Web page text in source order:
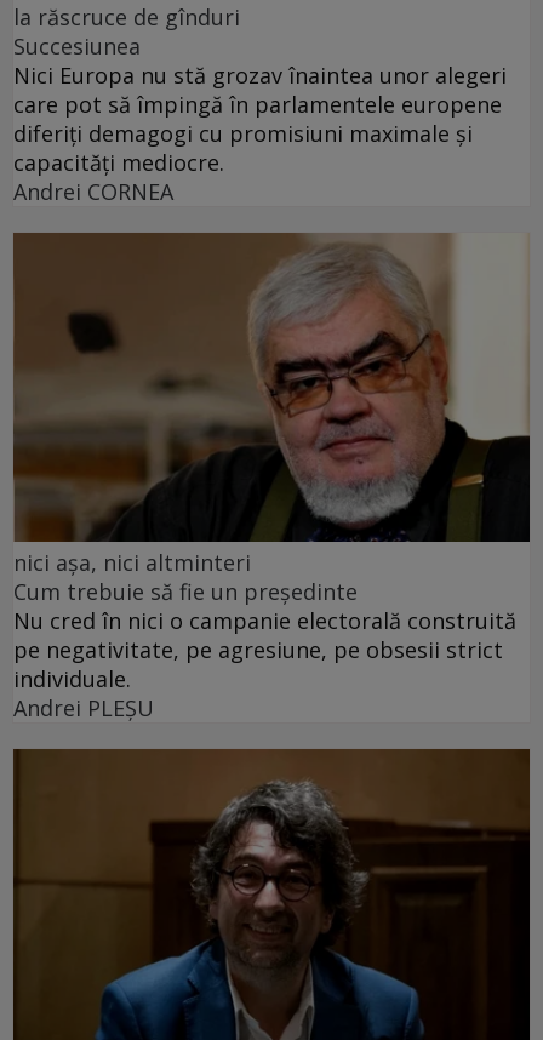
la răscruce de gînduri
Succesiunea
Nici Europa nu stă grozav înaintea unor alegeri
care pot să împingă în parlamentele europene
diferiți demagogi cu promisiuni maximale și
capacități mediocre.
Andrei CORNEA
nici așa, nici altminteri
Cum trebuie să fie un președinte
Nu cred în nici o campanie electorală construită
pe negativitate, pe agresiune, pe obsesii strict
individuale.
Andrei PLEŞU